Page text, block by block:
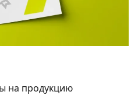
на продукцию